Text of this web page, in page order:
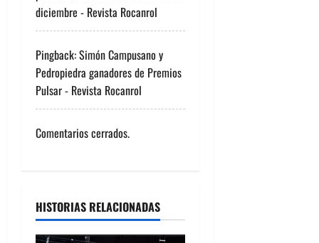
d
e
e
n
t
a
d
diciembre - Revista Rocanrol
Pingback:Simón Campusano y
Pedropiedra ganadores de Premios
Pulsar - Revista Rocanrol
Comentarios cerrados.
HISTORIAS RELACIONADAS